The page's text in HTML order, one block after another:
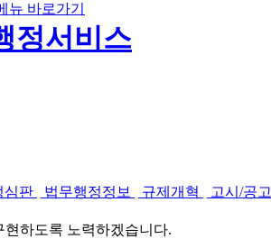
뉴 바로가기
심판 법무행정정보 규제개혁 고시/공고
하도록 노력하겠습니다.